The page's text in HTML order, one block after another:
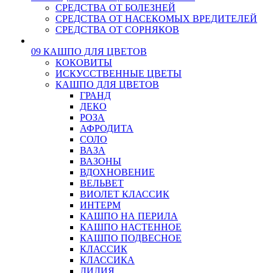
СРЕДСТВА ОТ БОЛЕЗНЕЙ
СРЕДСТВА ОТ НАСЕКОМЫХ ВРЕДИТЕЛЕЙ
СРЕДСТВА ОТ СОРНЯКОВ
09 КАШПО ДЛЯ ЦВЕТОВ
КОКОВИТЫ
ИСКУССТВЕННЫЕ ЦВЕТЫ
КАШПО ДЛЯ ЦВЕТОВ
ГРАНД
ДЕКО
РОЗА
АФРОДИТА
СОЛО
ВАЗА
ВАЗОНЫ
ВДОХНОВЕНИЕ
ВЕЛЬВЕТ
ВИОЛЕТ КЛАССИК
ИНТЕРМ
КАШПО НА ПЕРИЛА
КАШПО НАСТЕННОЕ
КАШПО ПОДВЕСНОЕ
КЛАССИК
КЛАССИКА
ЛИЛИЯ